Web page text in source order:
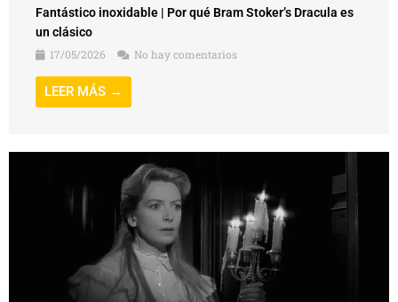
Fantástico inoxidable | Por qué Bram Stoker’s Dracula es
un clásico
17/05/2026
No hay comentarios
LEER MÁS →